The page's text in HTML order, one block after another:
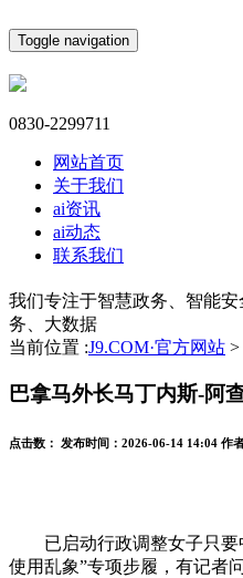
Toggle navigation
0830-2299711
网站首页
关于我们
ai资讯
ai动态
联系我们
我们专注于智慧政务、智能
务、大数据
当前位置 :J9.COM·官方网站 >
巴拿马外长马丁内斯-阿
点击数： 发布时间： 2026-06-14 14:04 作
已启动行政调整女子只要
使用乱象”专项步履，有记者